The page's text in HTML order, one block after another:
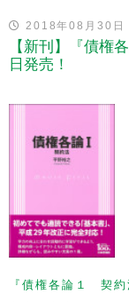
2018年08月30日
【新刊】『債権
日発売！
『債権各論１ 契約